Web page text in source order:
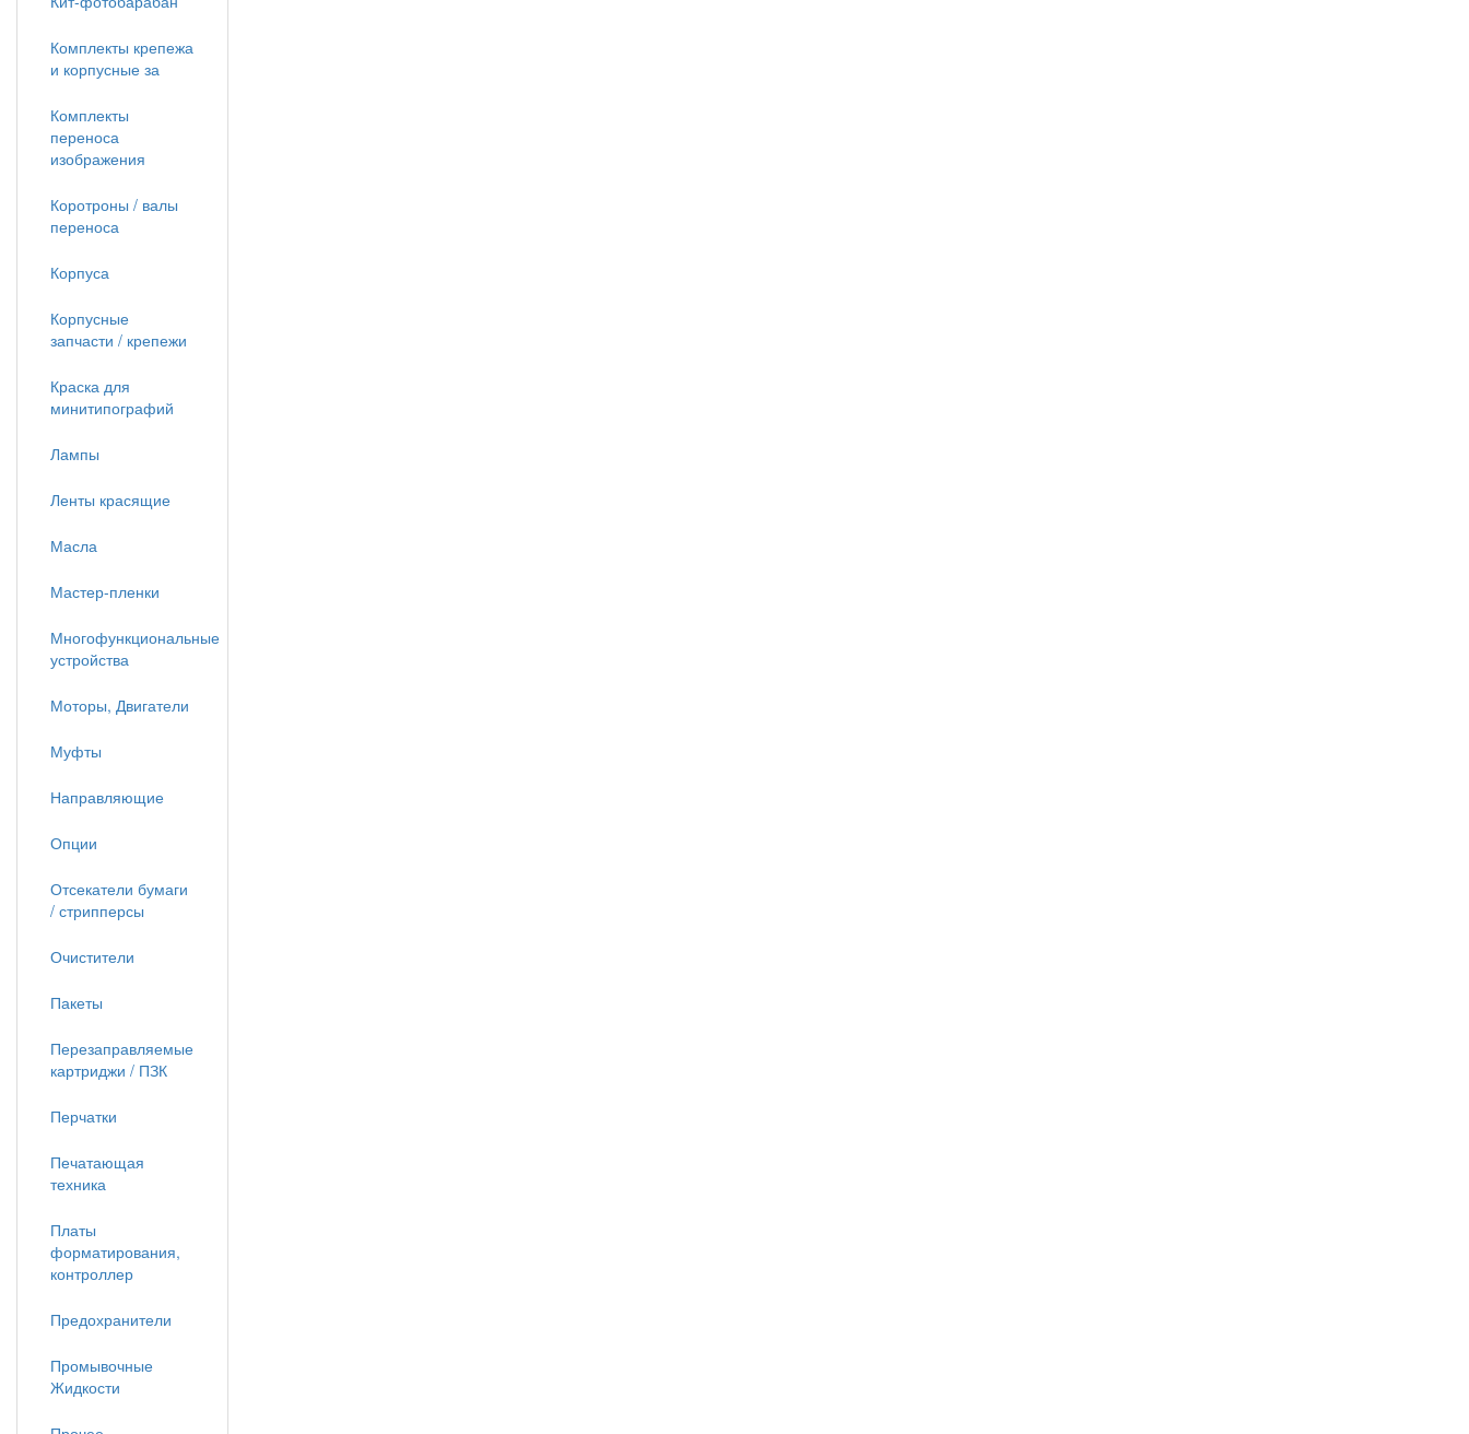
Комплекты крепежа
и корпусные за
Комплекты
переноса
изображения
Коротроны / валы
переноса
Корпуса
Корпусные
запчасти / крепежи
Краска для
минитипографий
Лампы
Ленты красящие
Масла
Мастер-пленки
Многофункциональные
устройства
Моторы, Двигатели
Муфты
Направляющие
Опции
Отсекатели бумаги
/ стрипперсы
Очистители
Пакеты
Перезаправляемые
картриджи / ПЗК
Перчатки
Печатающая
техника
Платы
форматирования,
контроллер
Предохранители
Промывочные
Жидкости